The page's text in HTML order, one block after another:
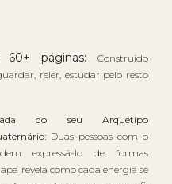
60+ páginas:Construído
reler, estudar pelo resto
do seu Arquétipo
Duas pessoas com o
expressá-lo de formas
revela como cada energia se